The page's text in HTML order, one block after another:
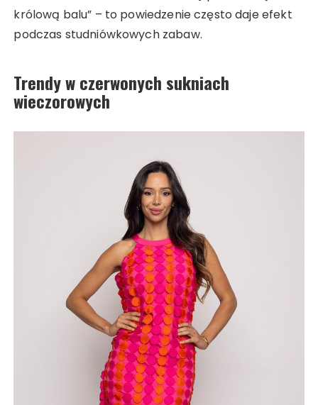
królową balu” – to powiedzenie często daje efekt
podczas studniówkowych zabaw.
Trendy w czerwonych sukniach
wieczorowych